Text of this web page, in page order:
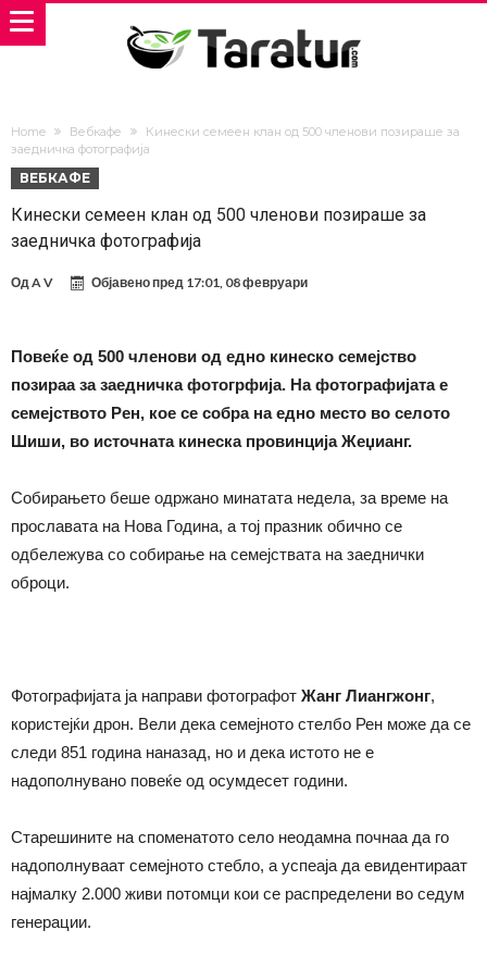
Home Вебкафе
Кинески семеен клан од 500 членови позираше за
заедничка фотографија
ВЕБКАФЕ
Кинески семеен клан од 500 членови позираше за
заедничка фотографија
ОдA V Објавено пред 17:01, 08 февруари
Повеќе од 500 членови од едно кинеско семејство
позираа за заедничка фотогрфија. На фотографијата е
семејството Рен, кое се собра на едно место во селото
Шиши, во источната кинеска провинција Жеџианг.
Собирањето беше одржано минатата недела, за време на
прославата на Нова Година, а тој празник обично се
одбележува со собирање на семејствата на заеднички
оброци.
Фотографијата ја направи фотографот Жанг Лиангжонг,
користејќи дрон. Вели дека семејното стелбо Рен може да се
следи 851 година наназад, но и дека истото не е
надополнувано повеќе од осумдесет години.
Старешините на споменатото село неодамна почнаа да го
надополнуваат семејното стебло, а успеаја да евидентираат
најмалку 2.000 живи потомци кои се распределени во седум
генерации.